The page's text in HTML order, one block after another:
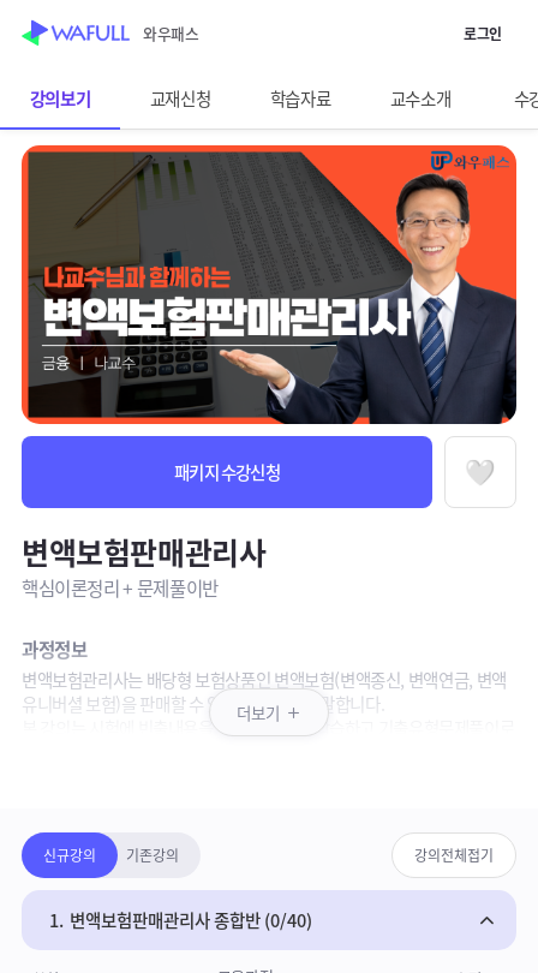
스킵 네비게이션
WASUB 자격증 구독
와우패스 로그인
이전화면보기 변액보험판매관리사
과정정보
더보기
수강안내
패키지 수강신청 찜
변액보험판매관리사
핵심이론정리 + 문제풀이반
과정정보
변액보험관리사는 배당형 보험상품인 변액보험(변액종신, 변액연금, 변액
유니버셜 보험)을 판매할 수 있는 전문인력을 말합니다.
본 강의는 시험에 빈출내용을 위주로 이론을 학습하고 기출유형문제풀이로
강의안내
· 핵심이론정리: 출제경향을 분석, 시험에 빈출되는 핵심이론 강의
· 문제풀이반: 예상문제를 압축하여 제시하는 실전강의
참고사항
강의 업데이트 완료되었습니다.
강의보기 교재신청 학습자료 교수소개 수
선택바
강의보기목록
신규강의 기존강의 강의전체접기
1. 변액보험판매관리사 종합반 (0/40)